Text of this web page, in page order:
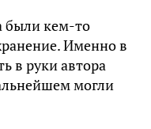
были кем-то
Именно в
в руки автора
могли